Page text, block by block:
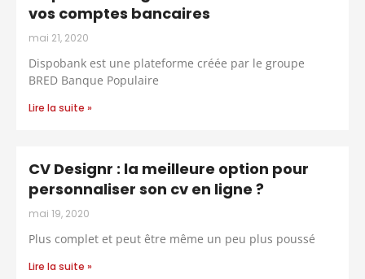
vos comptes bancaires
mai 21, 2020
Dispobank est une plateforme créée par le groupe
BRED Banque Populaire
Lire la suite »
CV Designr : la meilleure option pour
personnaliser son cv en ligne ?
mai 19, 2020
Plus complet et peut être même un peu plus poussé
Lire la suite »